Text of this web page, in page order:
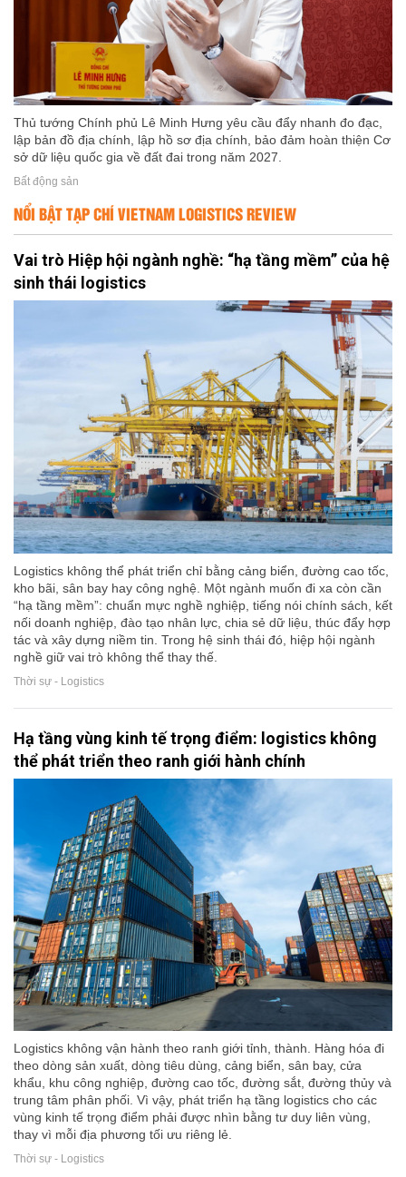
Thủ tướng Chính phủ Lê Minh Hưng yêu cầu đẩy nhanh đo đạc,
lập bản đồ địa chính, lập hồ sơ địa chính, bảo đảm hoàn thiện Cơ
sở dữ liệu quốc gia về đất đai trong năm 2027.
Bất động sản
NỔI BẬT TẠP CHÍ VIETNAM LOGISTICS REVIEW
Vai trò Hiệp hội ngành nghề: “hạ tầng mềm” của hệ
sinh thái logistics
Logistics không thể phát triển chỉ bằng cảng biển, đường cao tốc,
kho bãi, sân bay hay công nghệ. Một ngành muốn đi xa còn cần
“hạ tầng mềm”: chuẩn mực nghề nghiệp, tiếng nói chính sách, kết
nối doanh nghiệp, đào tạo nhân lực, chia sẻ dữ liệu, thúc đẩy hợp
tác và xây dựng niềm tin. Trong hệ sinh thái đó, hiệp hội ngành
nghề giữ vai trò không thể thay thế.
Thời sự - Logistics
Hạ tầng vùng kinh tế trọng điểm: logistics không
thể phát triển theo ranh giới hành chính
Logistics không vận hành theo ranh giới tỉnh, thành. Hàng hóa đi
theo dòng sản xuất, dòng tiêu dùng, cảng biển, sân bay, cửa
khẩu, khu công nghiệp, đường cao tốc, đường sắt, đường thủy và
trung tâm phân phối. Vì vậy, phát triển hạ tầng logistics cho các
vùng kinh tế trọng điểm phải được nhìn bằng tư duy liên vùng,
thay vì mỗi địa phương tối ưu riêng lẻ.
Thời sự - Logistics